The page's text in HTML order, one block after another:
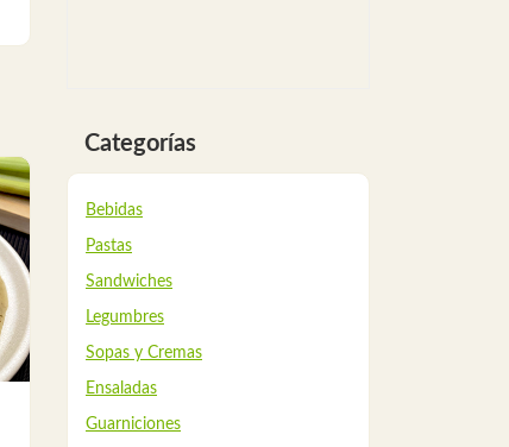
Categorías
Bebidas
Pastas
Sandwiches
Legumbres
Sopas y Cremas
Ensaladas
Guarniciones